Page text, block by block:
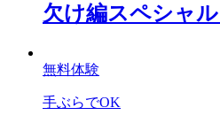
欠け編スペシャル
無料体験
手ぶらでOK